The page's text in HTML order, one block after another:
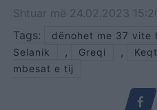
Shtuar më 24.02.2023
Tags:
dënohet me 37 vite
Selanik
, Greqi ,
mbesat e tij